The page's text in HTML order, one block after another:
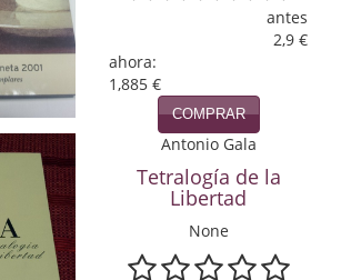
antes
2,9 €
ahora:
1,885 €
COMPRAR
Antonio Gala
Tetralogía de la
Libertad
None